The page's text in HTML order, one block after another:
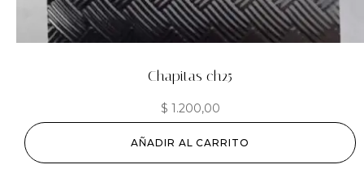
Chapitas ch25
$ 1.200,00
AÑADIR AL CARRITO